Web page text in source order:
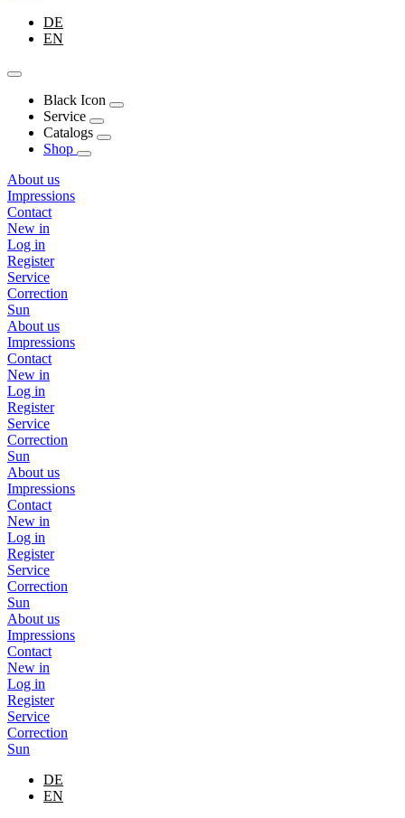
DE
EN
Black Icon
Service
Catalogs
Shop
About us
Impressions
Contact
New in
Log in
Register
Service
Correction
Sun
About us
Impressions
Contact
New in
Log in
Register
Service
Correction
Sun
About us
Impressions
Contact
New in
Log in
Register
Service
Correction
Sun
About us
Impressions
Contact
New in
Log in
Register
Service
Correction
Sun
DE
EN